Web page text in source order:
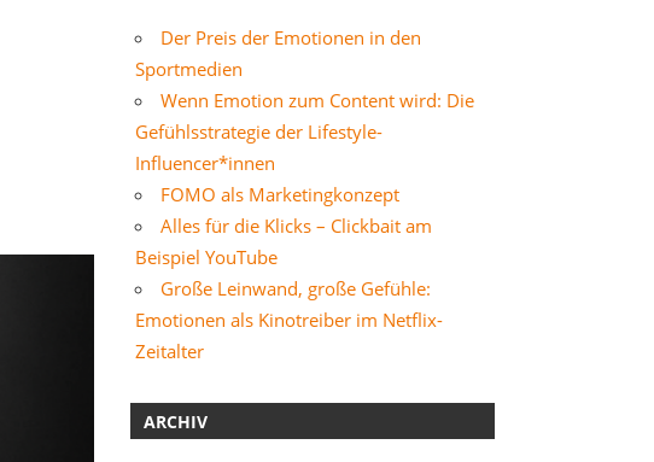
Der Preis der Emotionen in den
Sportmedien
Wenn Emotion zum Content wird: Die
Gefühlsstrategie der Lifestyle-
Influencer*innen
FOMO als Marketingkonzept
Alles für die Klicks – Clickbait am
Beispiel YouTube
Große Leinwand, große Gefühle:
Emotionen als Kinotreiber im Netflix-
Zeitalter
ARCHIV